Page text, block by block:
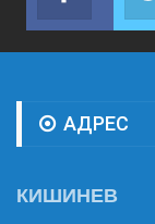
Join
АДРЕС
КИШИНЕВ